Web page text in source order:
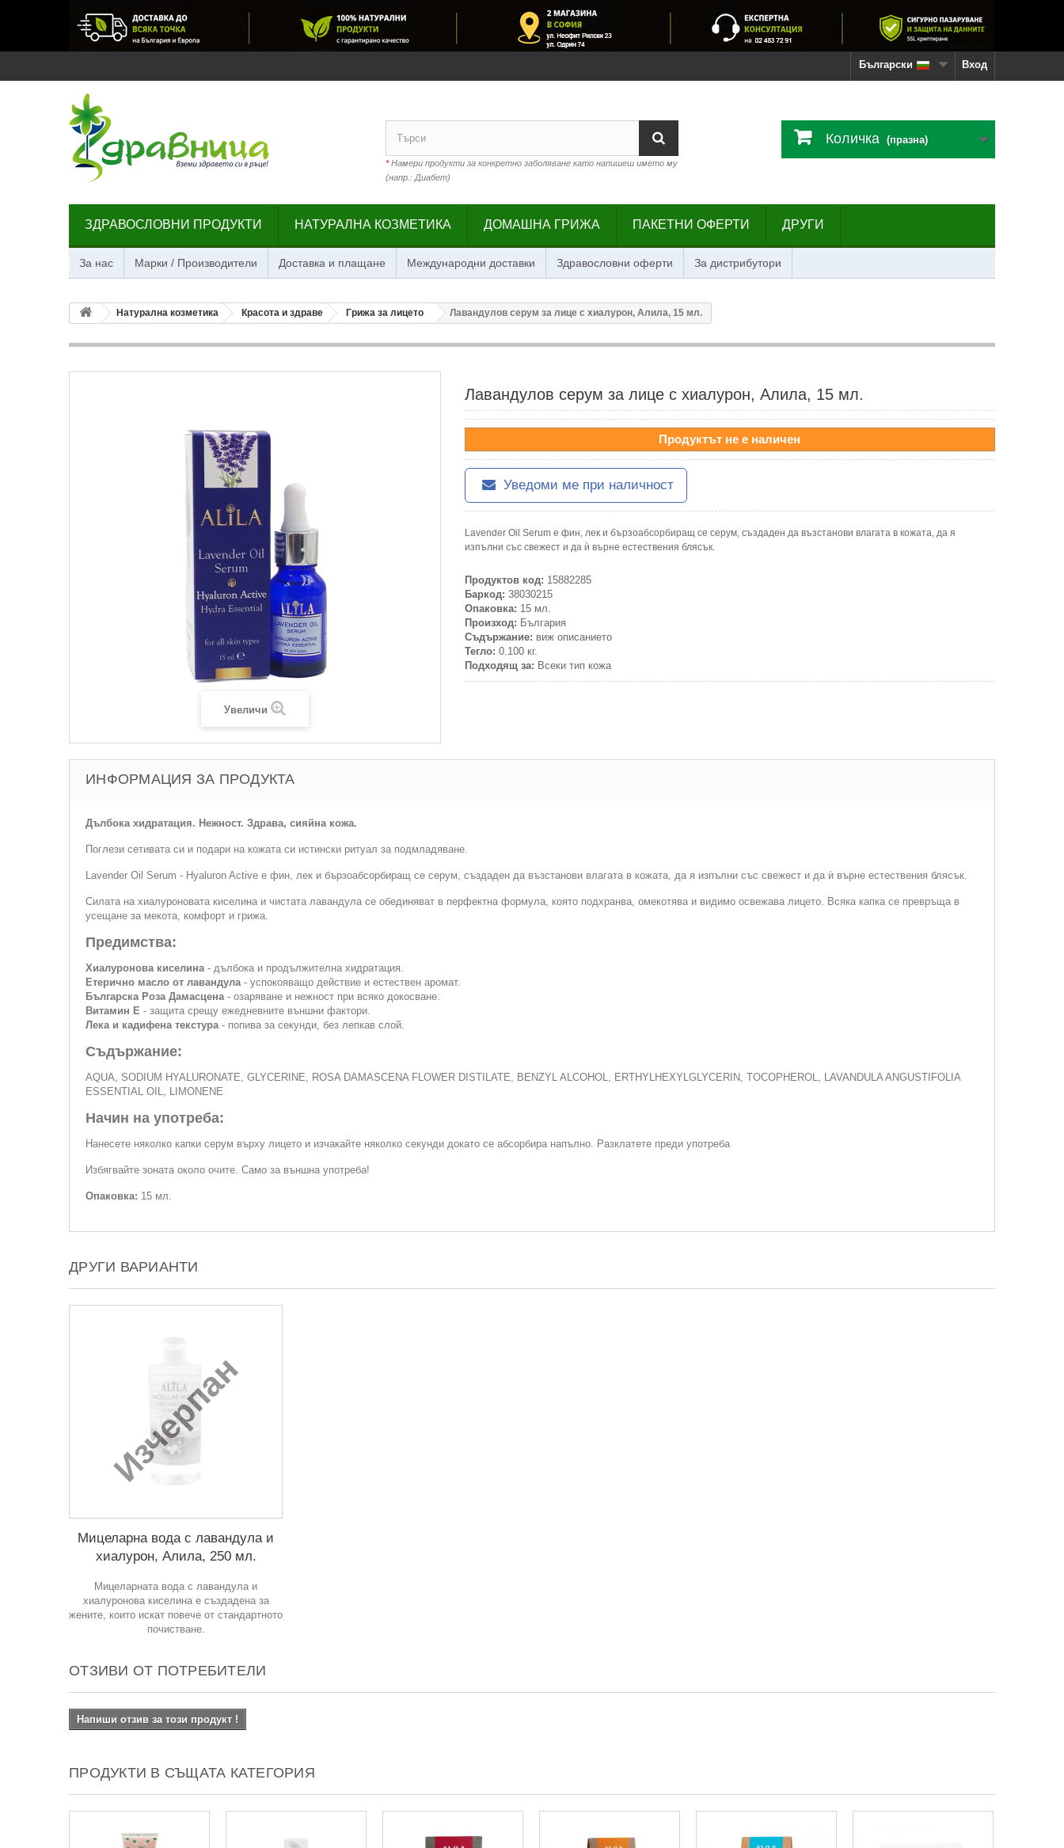
Вход
Български
*Намери продукти за конкретно заболяване като напишеш името му
(напр.: Диабет)
Количка (празна)
ЗДРАВОСЛОВНИ ПРОДУКТИ НАТУРАЛНА КОЗМЕТИКА ДОМАШНА ГРИЖА ПАКЕТНИ ОФЕРТИ ДРУГИ
За нас Марки / Производители Доставка и плащане Международни доставки Здравословни оферти За дистрибутори
Натурална козметика Красота и здраве Грижа за лицето Лавандулов серум за лице с хиалурон, Алила, 15 мл.
Увеличи
Лавандулов серум за лице с хиалурон, Алила, 15 мл.
Продуктът не е наличен
Уведоми ме при наличност
Lavender Oil Serum е фин, лек и бързоабсорбиращ се серум, създаден да възстанови влагата в кожата, да я
изпълни със свежест и да ѝ върне естествения блясък.
Продуктов код: 15882285
Баркод: 38030215
Опаковка: 15 мл.
Произход: България
Съдържание: виж описанието
Тегло: 0.100 кг.
Подходящ за: Всеки тип кожа
ИНФОРМАЦИЯ ЗА ПРОДУКТА
Дълбока хидратация. Нежност. Здрава, сияйна кожа.
Поглези сетивата си и подари на кожата си истински ритуал за подмладяване.
Lavender Oil Serum - Hyaluron Active е фин, лек и бързоабсорбиращ се серум, създаден да възстанови влагата в кожата, да я изпълни със свежест и да ѝ върне естествения блясък.
Силата на хиалуроновата киселина и чистата лавандула се обединяват в перфектна формула, която подхранва, омекотява и видимо освежава лицето. Всяка капка се превръща в
усещане за мекота, комфорт и грижа.
Предимства:
Хиалуронова киселина- дълбока и продължителна хидратация.
Етерично масло от лавандула- успокояващо действие и естествен аромат.
Българска Роза Дамасцена- озаряване и нежност при всяко докосване.
Витамин Е - защита срещу ежедневните външни фактори.
Лека и кадифена текстура- попива за секунди, без лепкав слой.
Съдържание:
AQUA, SODIUM HYALURONATE, GLYCERINE, ROSA DAMASCENA FLOWER DISTILATE, BENZYL ALCOHOL, ERTHYLHEXYLGLYCERIN, TOCOPHEROL, LAVANDULA ANGUSTIFOLIA
ESSENTIAL OIL, LIMONENE
Начин на употреба:
Нанесете няколко капки серум върху лицето и изчакайте няколко секунди докато се абсорбира напълно. Разклатете преди употреба
Избягвайте зоната около очите. Само за външна употреба!
Опаковка: 15 мл.
ДРУГИ ВАРИАНТИ
Изчерпан
Мицеларна вода с лавандула и
хиалурон, Алила, 250 мл.
Мицеларната вода с лавандула и
хиалуронова киселина е създадена за
жените, които искат повече от стандартното
почистване.
ОТЗИВИ ОТ ПОТРЕБИТЕЛИ
Напиши отзив за този продукт !
ПРОДУКТИ В СЪЩАТА КАТЕГОРИЯ